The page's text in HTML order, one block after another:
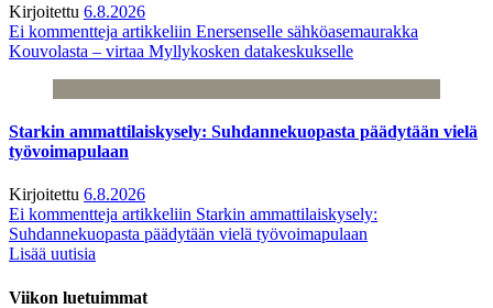
Kirjoitettu 6.8.2026
Ei kommentteja artikkeliin Enersenselle sähköasemaurakka
Kouvolasta – virtaa Myllykosken datakeskukselle
Starkin ammattilaiskysely: Suhdannekuopasta päädytään vielä
työvoimapulaan
Kirjoitettu 6.8.2026
Ei kommentteja artikkeliin Starkin ammattilaiskysely:
Suhdannekuopasta päädytään vielä työvoimapulaan
Lisää uutisia
Viikon luetuimmat